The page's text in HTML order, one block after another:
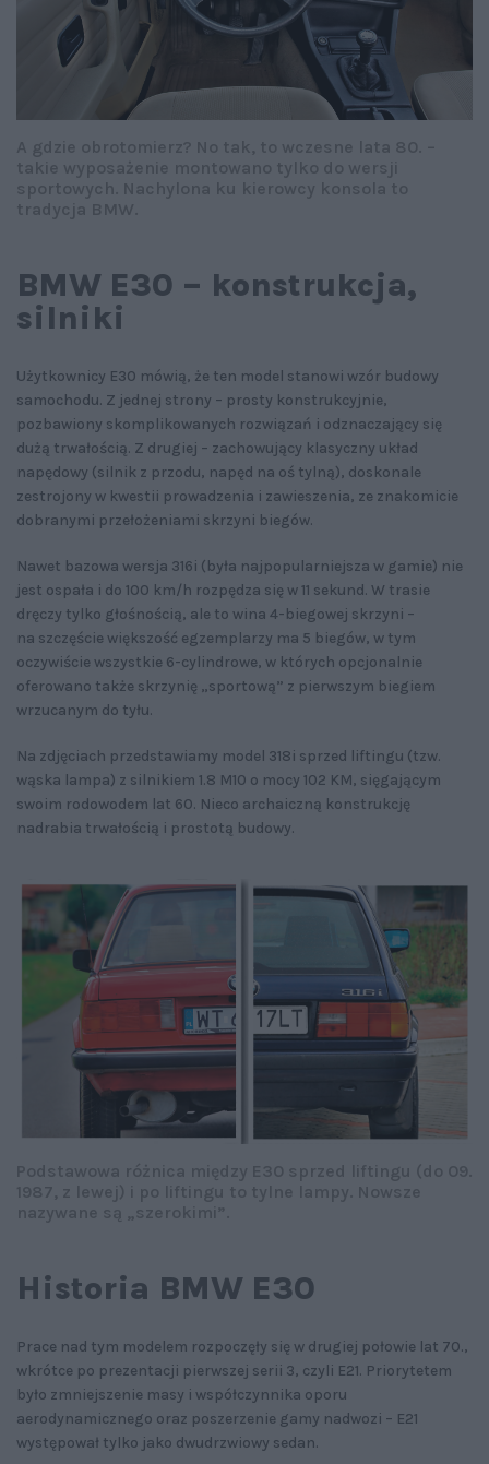
BMW E30 – konstrukcja,
silniki
Użytkownicy E30 mówią, że ten model stanowi wzór budowy
samochodu. Z jednej strony – prosty konstrukcyjnie,
pozbawiony skomplikowanych rozwiązań i odznaczający się
dużą trwałością. Z drugiej – zachowujący klasyczny układ
napędowy (silnik z przodu, napęd na oś tylną), doskonale
zestrojony w kwestii prowadzenia i zawieszenia, ze znakomicie
dobranymi przełożeniami skrzyni biegów.
Nawet bazowa wersja 316i (była najpopularniejsza w gamie) nie
jest ospała i do 100 km/h rozpędza się w 11 sekund. W trasie
dręczy tylko głośnością, ale to wina 4-biegowej skrzyni –
na szczęście większość egzemplarzy ma 5 biegów, w tym
oczywiście wszystkie 6-cylindrowe, w których opcjonalnie
oferowano także skrzynię „sportową” z pierwszym biegiem
wrzucanym do tyłu.
Na zdjęciach przedstawiamy model 318i sprzed liftingu (tzw.
wąska lampa) z silnikiem 1.8 M10 o mocy 102 KM, sięgającym
swoim rodowodem lat 60. Nieco archaiczną konstrukcję
nadrabia trwałością i prostotą budowy.
Historia BMW E30
Prace nad tym modelem rozpoczęły się w drugiej połowie lat 70.,
wkrótce po prezentacji pierwszej serii 3, czyli E21. Priorytetem
było zmniejszenie masy i współczynnika oporu
aerodynamicznego oraz poszerzenie gamy nadwozi – E21
występował tylko jako dwudrzwiowy sedan.